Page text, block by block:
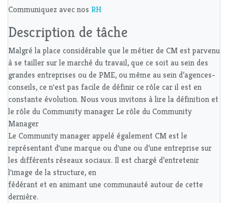
Communiquez avec nos RH
Description de tâche
Malgré la place considérable que le métier de CM est parvenu
à se tailler sur le marché du travail, que ce soit au sein des
grandes entreprises ou de PME, ou même au sein d’agences-
conseils, ce n'est pas facile de définir ce rôle car il est en
constante évolution. Nous vous invitons à lire la définition et
le rôle du Community manager Le rôle du Community
Manager
Le Community manager appelé également CM est le
représentant d'une marque ou d'une ou d’une entreprise sur
les différents réseaux sociaux. Il est chargé d’entretenir
l'image de la structure, en
fédérant et en animant une communauté autour de cette
dernière.